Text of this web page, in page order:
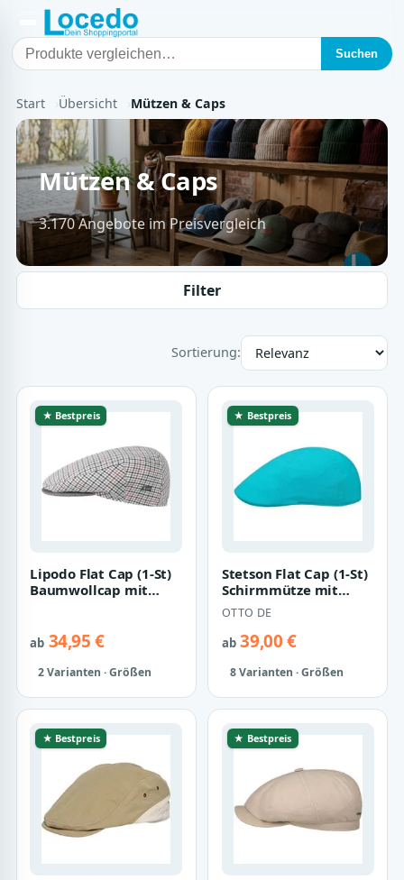
Suchen
Start Übersicht Mützen & Caps
Mützen & Caps
3.170 Angebote im Preisvergleich
Filter
Sortierung:
★ Bestpreis
Lipodo Flat Cap (1-St)
Baumwollcap mit
ab34,95 €
2 Varianten · Größen
★ Bestpreis
Stetson Flat Cap (1-St)
Schirmmütze mit
Schirm
OTTO DE
ab39,00 €
8 Varianten · Größen
★ Bestpreis ★ Bestpreis